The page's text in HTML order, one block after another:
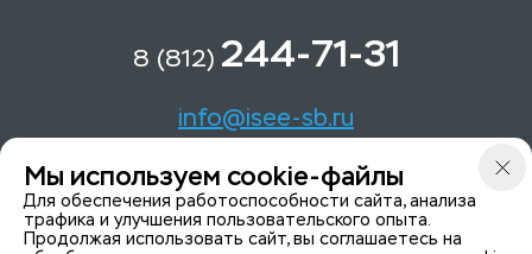
8 (812) 244-71-31
info@isee-sb.ru
Светлановский пр-кт, д. 70, корп. 1
Мы в Telegam
Мы используем cookie-файлы
Для обеспечения работоспособности сайта, анализа
трафика и улучшения пользовательского опыта.
Продолжая использовать сайт, вы соглашаетесь на